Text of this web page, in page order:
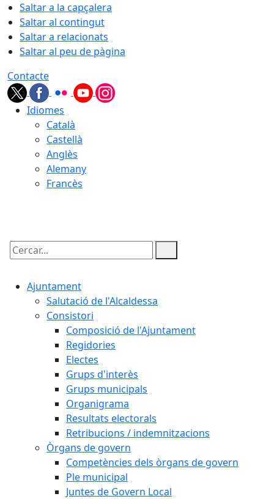
Saltar a la capçalera
Saltar al contingut
Saltar a relacionats
Saltar al peu de pàgina
Contacte
Idiomes
Català
Castellà
Anglès
Alemany
Francès
Cercar:
Ajuntament
Salutació de l'Alcaldessa
Consistori
Composició de l'Ajuntament
Regidories
Electes
Grups d'interès
Grups municipals
Organigrama
Resultats electorals
Retribucions / indemnitzacions
Òrgans de govern
Competències dels òrgans de govern
Ple municipal
Juntes de Govern Local